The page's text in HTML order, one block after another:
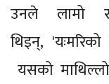
उनले लामो
थिइन्,
यसको